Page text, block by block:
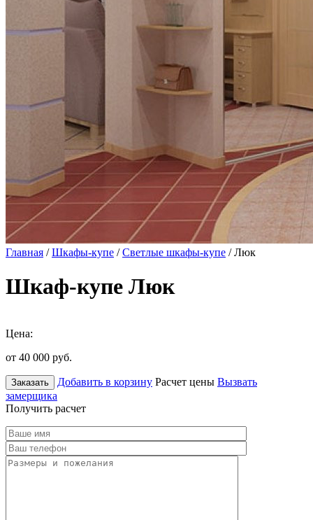
Главная /Шкафы-купе /Светлые шкафы-купе / Люк
Шкаф-купе Люк
Цена:
от 40 000 руб.
Заказать Добавить в корзину Расчет цены Вызвать
замерщика
Получить расчет